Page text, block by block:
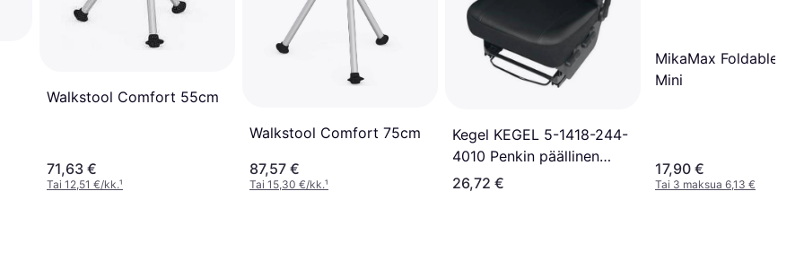
Walkstool Comfort 55cm
71,63 €
Tai 12,51 €/kk.¹
Walkstool Comfort 75cm
87,57 €
Tai 15,30 €/kk.¹
Kegel KEGEL 5-1418-244-
4010 Penkin päällinen
musta Tekonahka,
26,72 €
MikaMax Foldable
Mini
17,90 €
Tai 3 maksua 6,13 €